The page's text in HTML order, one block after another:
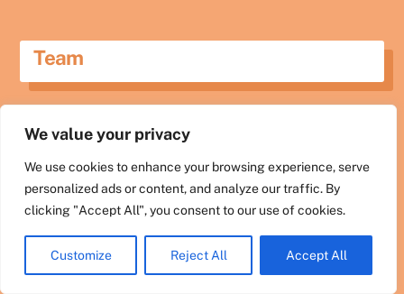
We value your privacy
We use cookies to enhance your browsing experience, serve
personalized ads or content, and analyze our traffic. By
clicking "Accept All", you consent to our use of cookies.
Customize Reject All Accept All
Team
europäischen Ländern ansässig. Wir sind engagierte
Fachleute, die ein hohes Maß an Fachwissen mit einem
starken Engagement für Kleinfischer und Meere
verbinden. Wir sind mit Leidenschaft bei der Sache.
English
Croatian
Dutch
Italian